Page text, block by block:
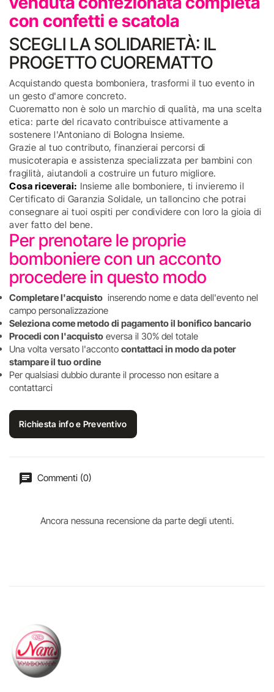
con confetti e scatola
SCEGLI LA SOLIDARIETÀ: IL
PROGETTO CUOREMATTO
Acquistando questa bomboniera, trasformi il tuo evento in
un gesto d'amore concreto.
Cuorematto non è solo un marchio di qualità, ma una scelta
etica: parte del ricavato contribuisce attivamente a
sostenere l'Antoniano di Bologna Insieme.
Grazie al tuo contributo, finanzierai percorsi di
musicoterapia e assistenza specializzata per bambini con
fragilità, aiutandoli a costruire un futuro migliore.
Cosa riceverai: Insieme alle bomboniere, ti invieremo il
Certificato di Garanzia Solidale, un talloncino che potrai
consegnare ai tuoi ospiti per condividere con loro la gioia di
aver fatto del bene.
Per prenotare le proprie
bomboniere con un acconto
procedere in questo modo
Completare l'acquisto inserendo nome e data dell'evento nel
campo personalizzazione
Seleziona come metodo di pagamento il bonifico bancario
Procedi con l'acquisto eversa il 30% del totale
Una volta versato l'acconto contattaci in modo da poter
stampare il tuo ordine
Per qualsiasi dubbio durante il processo non esitare a
contattarci
Richiesta info e Preventivo
Commenti (0)
Ancora nessuna recensione da parte degli utenti.